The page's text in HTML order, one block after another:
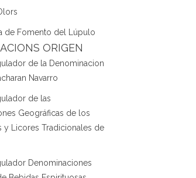
de Fomento del Lúpulo
ORIGEN
de la Denominacion
Navarro
de las
Geográficas de los
y Licores Tradicionales de
Denominaciones